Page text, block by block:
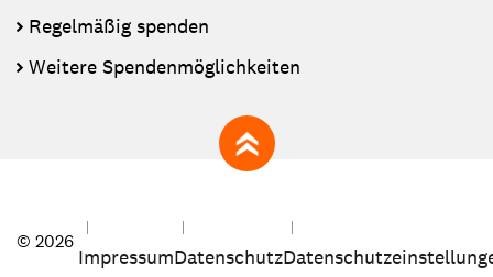
Regelmäßig spenden
Weitere Spendenmöglichkeiten
zum Seitenanfang
© 2026
ImpressumDatenschutz